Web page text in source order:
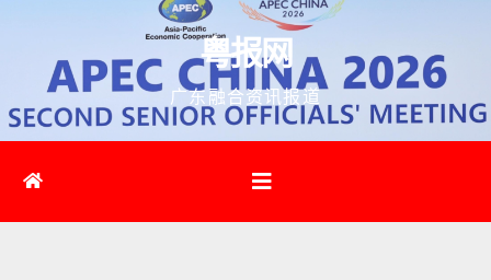
容
粤报网
广东融合资讯报道